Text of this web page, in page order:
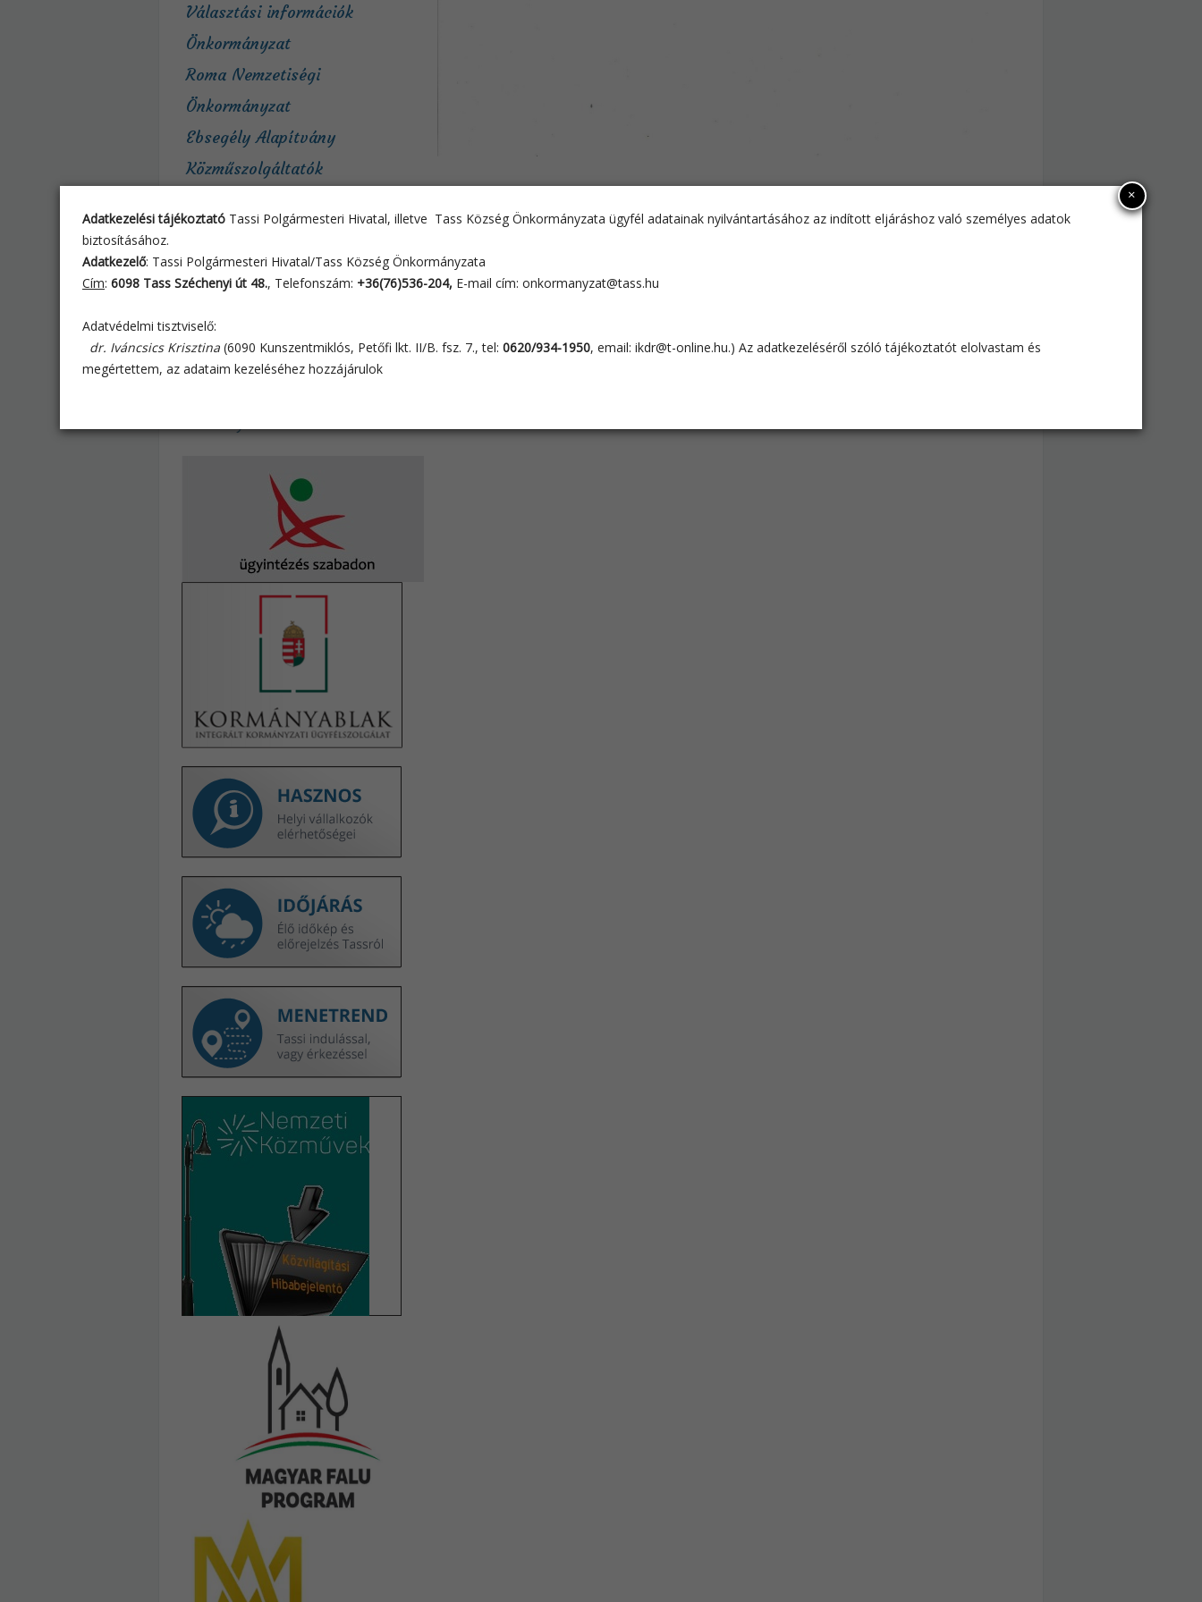
Választási információk
Önkormányzat
Roma Nemzetiségi
Önkormányzat
Ebsegély Alapítvány
Közműszolgáltatók
Egészségügy
Állatorvos, hatósági
állatorvos
Tassról
Adatkezelési tájékoztató Tassi Polgármesteri Hivatal, illetve Tass Község Önkormányzata ügyfél adatainak nyilvántartásához az indított eljáráshoz való személyes adatok
biztosításához.
Adatkezelő: Tassi Polgármesteri Hivatal/Tass Község Önkormányzata
Cím: 6098 Tass Széchenyi út 48., Telefonszám: +36(76)536-204, E-mail cím: onkormanyzat@tass.hu
Adatvédelmi tisztviselő:
dr. Iváncsics Krisztina (6090 Kunszentmiklós, Petőfi lkt. II/B. fsz. 7., tel: 0620/934-1950, email: ikdr@t-online.hu.) Az adatkezeléséről szóló tájékoztatót elolvastam és
megértettem, az adataim kezeléséhez hozzájárulok
×